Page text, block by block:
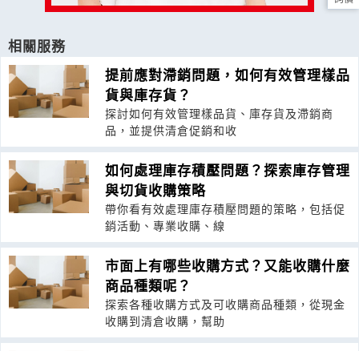
相關服務
提前應對滯銷問題，如何有效管理樣品
貨與庫存貨？
探討如何有效管理樣品貨、庫存貨及滯銷商
品，並提供清倉促銷和收
如何處理庫存積壓問題？探索庫存管理
與切貨收購策略
帶你看有效處理庫存積壓問題的策略，包括促
銷活動、專業收購、線
市面上有哪些收購方式？又能收購什麼
商品種類呢？
探索各種收購方式及可收購商品種類，從現金
收購到清倉收購，幫助